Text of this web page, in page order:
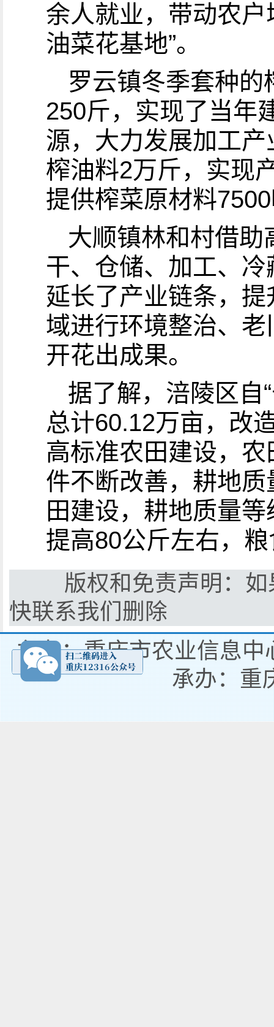
余人就业，带动农
油菜花基地”。
罗云镇冬季套种
250斤，实现了当年
源，大力发展加工
榨油料2万斤，实现
提供榨菜原材料
大顺镇林和村借
干、仓储、加工、
延长了产业链条，
域进行环境整治、
开花出成果。
据了解，涪陵区自
总计60.12万亩，改
高标准农田建设，
件不断改善，耕地
田建设，耕地质量
提高80公斤左右，
版权和免责声明：如果
快联系我们删除
主办：重庆市农业信息
承办：重